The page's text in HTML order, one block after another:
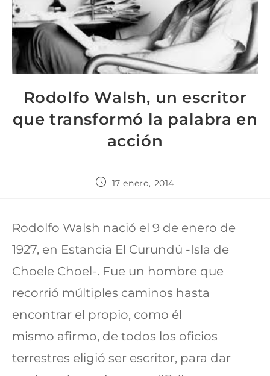
Rodolfo Walsh, un escritor
que transformó la palabra en
acción
17 enero, 2014
Rodolfo Walsh nació el 9 de enero de
1927, en Estancia El Curundú -Isla de
Choele Choel-. Fue un hombre que
recorrió múltiples caminos hasta
encontrar el propio, como él
mismo afirmo, de todos los oficios
terrestres eligió ser escritor, para dar